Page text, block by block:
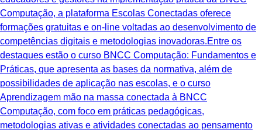
Computação, a plataforma Escolas Conectadas oferece
formações gratuitas e on-line voltadas ao desenvolvimento de
competências digitais e metodologias inovadoras.Entre os
destaques estão o curso BNCC Computação: Fundamentos e
Práticas, que apresenta as bases da normativa, além de
possibilidades de aplicação nas escolas, e o curso
Aprendizagem mão na massa conectada à BNCC
Computação, com foco em práticas pedagógicas,
metodologias ativas e atividades conectadas ao pensamento